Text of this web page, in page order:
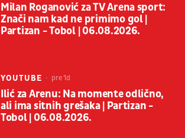
Milan Roganović za TV Arena sport:
Znači nam kad ne primimo gol |
Partizan - Tobol | 06.08.2026.
YOUTUBE pre 1d
Ilić za Arenu: Na momente odlično,
ali ima sitnih grešaka | Partizan -
Tobol | 06.08.2026.